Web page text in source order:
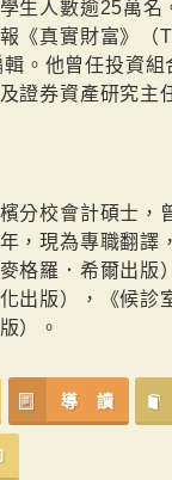
生人數逾25萬名
《真實財富》（
。他曾任投資組
證券資產研究主
分校會計碩士，
，現為專職翻譯
格羅．希爾出版
出版），《候診
）。
導 讀